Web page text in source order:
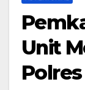
Unit